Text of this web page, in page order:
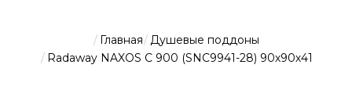
Главная
Душевые поддоны
Radaway NAXOS C 900 (SNC9941-28) 90х90х41